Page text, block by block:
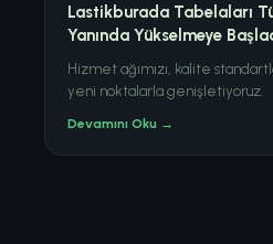
Lastikburada Tabelaları
Yanında Yükselmeye
Hizmet ağımızı, kalite
yeni noktalarla genişletiyoruz.
Devamını Oku →